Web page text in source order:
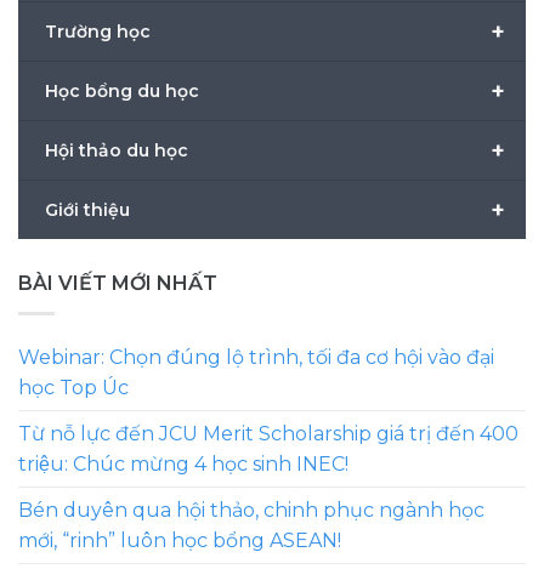
+
Trường học
+
Học bổng du học
+
Hội thảo du học
+
Giới thiệu
BÀI VIẾT MỚI NHẤT
Webinar: Chọn đúng lộ trình, tối đa cơ hội vào đại
học Top Úc
Từ nỗ lực đến JCU Merit Scholarship giá trị đến 400
triệu: Chúc mừng 4 học sinh INEC!
Bén duyên qua hội thảo, chinh phục ngành học
mới, “rinh” luôn học bổng ASEAN!